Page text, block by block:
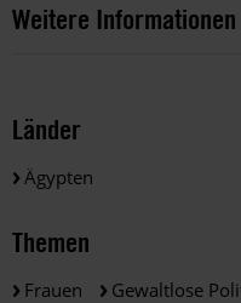
Weitere Informationen
Länder
Ägypten
Themen
Frauen Gewaltlose